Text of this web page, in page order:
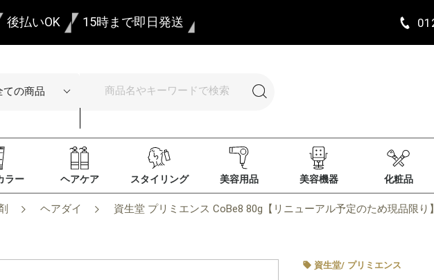
後払いOK 15時まで即日発送
ラー ヘアケア スタイリング 美容用品 美容機器 化粧品
ヘアダイ 資生堂 プリミエンス CoBe8 80g【リニューアル予定のため現品限り】
資生堂/ プリミエンス